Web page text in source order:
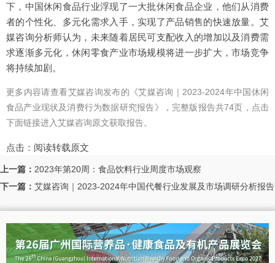
下，中国休闲食品行业浮现了一大批休闲食品企业，他们从消费
者的个性化、多元化需求入手，实现了产品销售的快速放量。艾
媒咨询分析师认为，未来随着居民可支配收入的增加以及消费需
求逐渐多元化，休闲零食产业市场规模将进一步扩大，市场竞争
将持续加剧。
更多内容请查看艾媒咨询发布的《艾媒咨询｜2023-2024年中国休闲
食品产业现状及消费行为数据研究报告》，完整版报告共74页，点击
下面链接进入艾媒咨询原文获取报告。
点击： 阅读转载原文
上一篇： 2023年第20周：食品饮料行业周度市场观察
下一篇： 艾媒咨询｜2023-2024年中国代餐行业发展及市场调研分析报告